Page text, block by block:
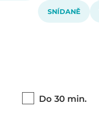
SNÍDANĚ
Do 30 min.